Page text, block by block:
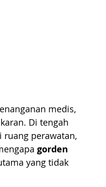
medis,
Di tengah
ruang perawatan,
gorden
yang tidak